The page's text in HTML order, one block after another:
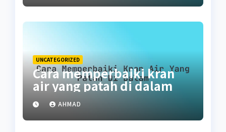
UNCATEGORIZED
Cara memperbaiki kran
air yang patah di dalam
AHMAD